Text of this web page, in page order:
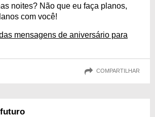
noites? Não que eu faça planos,
com você!
mensagens de aniversário para
COMPARTILHAR